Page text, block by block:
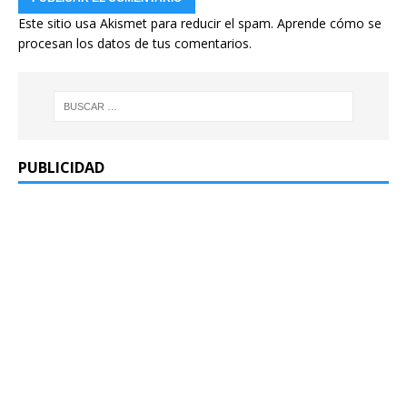
Este sitio usa Akismet para reducir el spam. Aprende cómo se
procesan los datos de tus comentarios.
PUBLICIDAD